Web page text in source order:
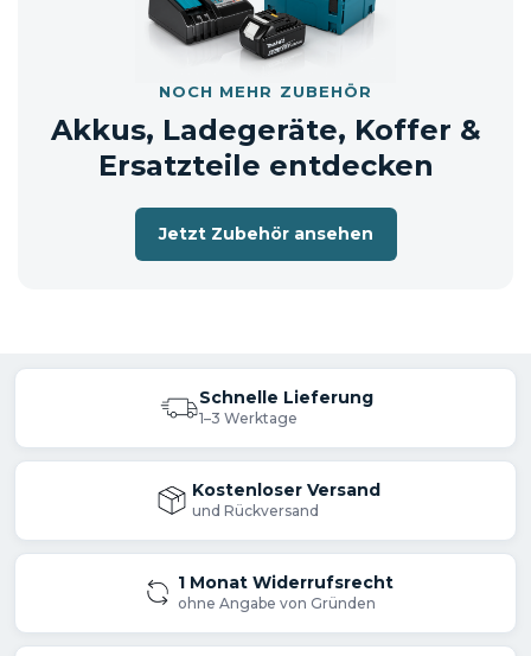
entweder im Originalkarton oder in
einem neutralen Versandkarton.
NOCH MEHR ZUBEHÖR
Akkus, Ladegeräte, Koffer &
Ersatzteile entdecken
Jetzt Zubehör ansehen
Schnelle Lieferung
1–3 Werktage
Kostenloser Versand
und Rückversand
1 Monat Widerrufsrecht
ohne Angabe von Gründen